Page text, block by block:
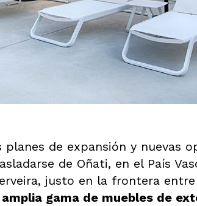
planes de expansión y nuevas
de Oñati, en el País
justo en la frontera entre
gama de muebles de